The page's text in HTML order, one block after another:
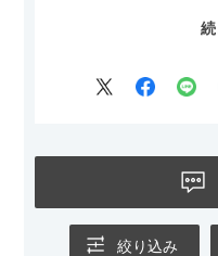
サイズは2.5人掛けですが
グとのバランスもぴった
ないのもお気に入りのポ
の後ろ側を通ることも多
ても美しく、空間の印象
絞り込み